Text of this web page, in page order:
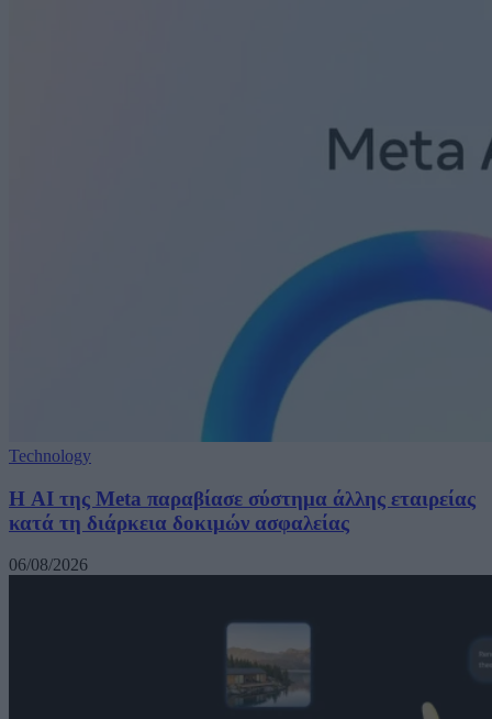
Technology
Η AI της Meta παραβίασε σύστημα άλλης εταιρείας
κατά τη διάρκεια δοκιμών ασφαλείας
06/08/2026